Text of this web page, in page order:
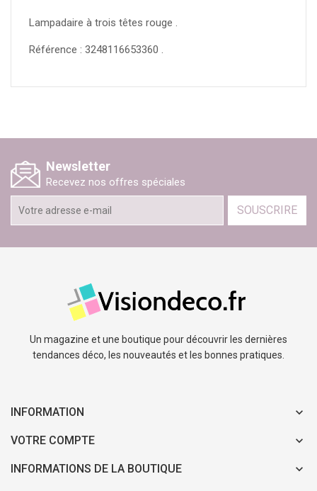
Lampadaire à trois têtes rouge .
Référence : 3248116653360 .
Newsletter
Recevez nos offres spéciales
SOUSCRIRE
Un magazine et une boutique pour découvrir les dernières
tendances déco, les nouveautés et les bonnes pratiques.
INFORMATION
VOTRE COMPTE
INFORMATIONS DE LA BOUTIQUE